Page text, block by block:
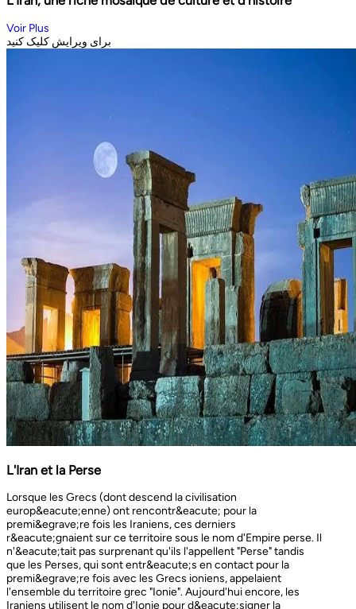
Voir Plus
برای ویرایش کلیک کنید
L'Iran et la Perse
Lorsque les Grecs (dont descend la civilisation europ&eacute;enne) ont rencontr&eacute; pour la premi&egrave;re fois les Iraniens, ces derniers r&eacute;gnaient sur ce territoire sous le nom d'Empire perse. Il n'&eacute;tait pas surprenant qu'ils l'appellent "Perse" tandis que les Perses, qui sont entr&eacute;s en contact pour la premi&egrave;re fois avec les Grecs ioniens, appelaient l'ensemble du territoire grec "Ionie". Aujourd'hui encore, les Iraniens utilisent le nom d'Ionie pour d&eacute;signer la Gr&egrave;ce (Yunan). La Perse ne faisait partie de l'Iran que dans la mesure o&ugrave; les Perses constituaient une partie du peuple iranien. Pourtant, elle avait parfois un sens encore plus large que l'Iran, car ce que l'on appelait historiquement la Perse ou l'empire perse comprenait non seulement un territoire beaucoup plus vaste que l'Iran actuel, mais aussi des pays et des peuples non iraniens comme l'&Eacute;gypte. "Perse" est rest&eacute; le terme europ&eacute;en pour l'Iran jusqu'en 1935, date &agrave; laquelle le gouvernement iranien a insist&eacute; pour que tous les pays appellent officiellement le pays par ce dernier nom. Mais le terme "Perse" a surv&eacute;cu et, encore aujourd'hui, pour de nombreux Occidentaux, la "Perse" a une connotation historique et culturelle beaucoup plus large que celle v&eacute;hicul&eacute;e par le terme "Iran", qu'ils confondaient parfois avec l'Irak. Beaucoup ne savent plus que l'Iran et la Perse sont la m&ecirc;me chose, pensant que l'Iran est aussi un pays arabe ! L'Iran actuel fait partie du plateau iranien, beaucoup plus vaste, dont l'ensemble a parfois fait partie de l'empire perse. Le pays est vaste, plus grand que le Royaume-Uni, la France, l'Espagne et l'Allemagne r&eacute;unis. Il est accident&eacute; et aride et, &agrave; l'exception de deux r&eacute;gions de plaine, il est constitu&eacute; de montagnes et de d&eacute;serts. Il y a deux grandes rang&eacute;es de montagnes, l'Alborz au nord, qui s'&eacute;tend du Caucase au nord-ouest jusqu'au Khorasan &agrave; l'est, et le Zagros, qui s'&eacute;tend de l'ouest au sud-est. Les grands d&eacute;serts, Dasht-e-Kavir et Dasht-e-Lut, tous deux situ&eacute;s &agrave; l'est, sont pratiquement inhabitables. Les deux r&eacute;gions de plaine sont le littoral de la mer Caspienne, qui se trouve au-dessous du niveau de la mer, a un climat subtropical et est couvert de for&ecirc;ts tropicales, et la plaine du Khuzestan au sud-ouest, qui est une continuation des terres fertiles de la M&eacute;sopotamie et est arros&eacute;e par le seul grand fleuve d'Iran, le Karun. Ainsi, la terre est abondante mais l'eau est rare, contrairement &agrave; un pays comme la Hollande o&ugrave; la terre est rare mais l'eau abondante. La raret&eacute; de l'eau a jou&eacute; un r&ocirc;le majeur non seulement en influen&ccedil;ant la nature et les syst&egrave;mes de l'agriculture iranienne, mais aussi un certain nombre de facteurs sociologiques cl&eacute;s, y compris la cause et la nature des &Eacute;tats iraniens. L'&eacute;tendue des montagnes et du d&eacute;sert a naturellement divis&eacute; la population iranienne en groupes relativement isol&eacute;s. Mais l'aridit&eacute; a jou&eacute; un r&ocirc;le encore plus important &agrave; cet &eacute;gard, et ce au niveau des plus petites unit&eacute;s sociales. Dans la majeure partie du pays, l'agriculture et l'&eacute;levage du b&eacute;tail n'&eacute;taient possibles que l&agrave; o&ugrave; l'eau de pluie naturelle, un petit ruisseau, un canal d'eau souterrain, appel&eacute; Qanat, ou une combinaison de ces &eacute;l&eacute;ments fournissait l'approvisionnement minimal n&eacute;cessaire en eau. Le Qanat ou Kariz est un d&eacute;veloppement ing&eacute;nieux des temps anciens, qui remonte &agrave; bien avant la fondation de l'empire perse. &Agrave; partir d'une nappe phr&eacute;atique existante dans les hautes terres, un tunnel est creus&eacute; sous le sol, en pente descendante vers les basses terres (pr&egrave;s des fermes environnantes) o&ugrave; il remonte &agrave; la surface. L'eau qui s'&eacute;coule de la source par gravit&eacute; est ensuite distribu&eacute;e par d'&eacute;troits canaux l&agrave; o&ugrave; elle est n&eacute;cessaire pour l'irrigation et d'autres usages. Le peuple iranien &Agrave; l'origine, les Iraniens &eacute;taient plus une ethnie qu'une nation et les perses se comptaient comme un groupe parmi un bon nombre des Iraniens. A part le pays qui s'appelle aujourd'hui l'Iran, l'Afghanistan et le Tadjikistan appartiennent &eacute;galement &agrave; un territoire iranien plus large dans leurs concepts historiques et culturels. En plus la domaine culturelle iranienne d&eacute;passe encore plus loin que la fronti&egrave;re de l&rsquo;ensemble de ces trois pays et s'&eacute;tendant jusqu&rsquo;au cot&eacute; nordique de l'Inde, l'Ouzb&eacute;kistan, le Turkm&eacute;nistan, le Caucase et l'Anatolie : Aujourd&rsquo;hui , c&rsquo;est ce que l&rsquo;on appelle &lsquo;&rsquo; Monde Persan&rsquo;&rsquo; La langue persane est une des langues iraniennes, alors qu&rsquo;il en existe d'autres vari&eacute;t&eacute;s dont le kurde et le pashto. En Iran, certaines langues locales sont encore parl&eacute;es en tant que des langues vivantes tandis que d&rsquo;autre langues r&eacute;gionales que l&rsquo;iranienne sont &eacute;galement parl&eacute;s en Iran tels que le turc et l&rsquo;arabe. En plus, d'autres formats de la langue persane sont parl&eacute;es en Afghanistan et au Tadjikistan, si bien que les r&eacute;sidents dans ces trois pays arrivent &agrave; se comprendre lors de la conversation et de la communication litt&eacute;raire. Egalement d'autres dialectes persans sont parl&eacute;s en Iran. A vraie dire , n&rsquo;importe quel argument &agrave; propos de l&rsquo;histoire de l&rsquo;Iran, de son &eacute;conomie et de sa politique ne serait pas raisonnable sauf qu&rsquo;on puisse tenir en compte les nomades qui ont &eacute;tabli leurs royaume &agrave; partir de l&rsquo;&eacute;poque des Perses au Qajars qui r&eacute;gnaient jusuq&rsquo;aux20&egrave;me si&egrave;cle. Suit &agrave; la recherches des p&acirc;turages encore plus verts et des sols fertils, diff&eacute;rents &eacute;thnies comme le turques, sont partis vers les r&eacute;gions au nord, nord-est et l&rsquo;est de la Perse . Apr&egrave;s avoir s&rsquo;h&eacute;berger , ils fallait qu&rsquo;ils se pr&eacute;par&egrave;rent pour faire face aux &eacute;nemies etrang&egrave;res . La s&egrave;cheresse, l&rsquo;aridit&eacute; et la densit&eacute; de la population dan leurs propres r&eacute;gions fut la cause de l&rsquo;immigration vers la Perse. D&rsquo;autre part la manqu&eacute; de la pluie et l&rsquo;aridit&eacute; en Iran causait la miragartion des gens vers des r&eacute;gions plus verts : ils se d&eacute;pla&ccedil;aient tous les ann&eacute;es, pour aller vers les r&eacute;gions o&ugrave; il faisait agr&eacute;able pendant l&rsquo;hiver et des r&eacute;gions o&ugrave; le climat faisait moins chaud au cours de l&rsquo;&eacute;t&eacute;. En comparaison avec les les s&eacute;dentaires, les nomades ont des puissances militaires et ils sont plus dynamiques, et plus nombreux que les villageoises qu'ils attaquaient. Ces particularit&eacute;s permettent &agrave; une tribu ou &agrave; un ensemble de tribus de faire diriger les autres vers la formation d&rsquo;un &eacute;tat central : Ensuite il faisait les n&eacute;cessaires pour collecter directement ou via un moyen indirect, la totalit&eacute; des produits agricoles exc&eacute;dentaires pour fournir les affaires financi&egrave;res. Ainsi il devient un &eacute;tat central et capable &agrave; taille de contr&ocirc;ler, d'administrer et de d&eacute;fendre ses vastes territoires. La plupart des souverains iraniens se d&eacute;pla&ccedil;aient la plupart du temps et cette caract&eacute;ristique est racin&eacute; dans leurs origines et leurs esprits. Par exemple les Ach&eacute;m&eacute;nides dirigeaient leurs trois capitales et se d&eacute;pla&ccedil;aient entre : Suse, Pers&eacute;polis et Ecbatane et parfois quatre si on fait inclure la Babylon. D&egrave;s le d&eacute;but ; tous les gouvernements iraniens jusqu&rsquo;au 20&egrave;me si&egrave;cle, on &eacute;t&eacute; fond&eacute;s par des tribus nomades et apr&egrave;s avoir &ecirc;tre uni au sein du gouvernement , il fallait se pr&eacute;parer pour faire face aux d&eacute;fis comme l&rsquo;invasion des nomades dans le pays et ceux qui pourraient attaquer depuis des terres au-del&agrave; des fronti&egrave;res. D'une mani&egrave;re historique, l'Iran a &eacute;t&eacute; le carrefour entre l'Asie et l'Europe, l'Est et l'Ouest. Les personnes, les biens ainsi que les croyances, les normes et produits culturels y sont pass&eacute;s, g&eacute;n&eacute;ralement d'est en ouest, mais pas toujours. L'influence orientale &eacute;tait telle que beaucoup des anciens mythes et l&eacute;gendes iraniens provenaient des terres orientales de l'Iran, bien que l'islam et les Arabes soient venus de la direction oppos&eacute;e. Cette situation g&eacute;ographique particuli&egrave;re a donn&eacute; lieu &agrave; ce que l'on peut appeler &laquo; l'effet carrefour &raquo;, &agrave; la fois d&eacute;stabilisant et enrichissant le pays ; rendant ses habitants hospitaliers et amicaux envers les &eacute;trangers et aussi tr&egrave;s conscients de leur particularit&eacute;. L'une des cons&eacute;quences de l'effet de carrefour est le fait que l'Iran est maintenant peupl&eacute; d&rsquo;une vari&eacute;t&eacute; de communaut&eacute;s ethniques et linguistiques incluant ceux dont la langue maternelle est le persan, ainsi que les Kurdes, les Turcs, les Arabes, les Baloutches, etc. On rencontre les Turcophones dans la r&eacute;gion Nord-ouest de l'Azerba&iuml;djan, aujourd'hui divis&eacute;e en plusieurs provinces, &agrave; la fronti&egrave;re de la Turquie et du Caucase. D'autres peuples turcophones, comme les Turkm&egrave;nes du Centre-nord-est et les tribus turcophones comm